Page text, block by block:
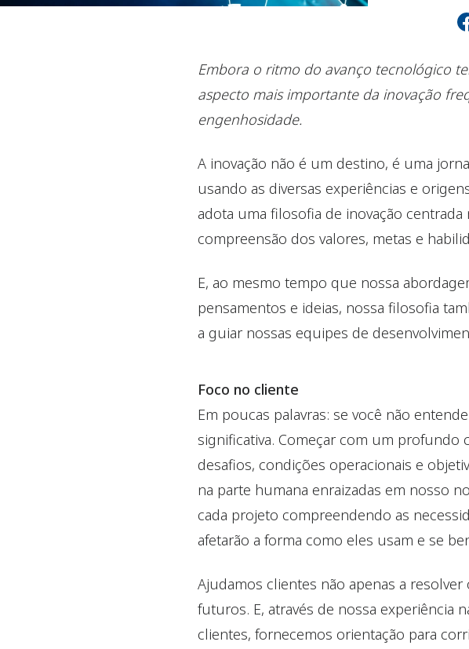
Embora o ritmo do avanço tecnológico
aspecto mais importante da inovação
engenhosidade.
A inovação não é um destino, é uma
usando as diversas experiências e
adota uma filosofia de inovação
compreensão dos valores, metas e
E, ao mesmo tempo que nossa
pensamentos e ideias, nossa filosofia
a guiar nossas equipes de
Foco no cliente
Em poucas palavras: se você não
significativa. Começar com um
desafios, condições operacionais e
na parte humana enraizadas em nosso
cada projeto compreendendo as
afetarão a forma como eles usam e se
Ajudamos clientes não apenas a
futuros. E, através de nossa experiência
clientes, fornecemos orientação para